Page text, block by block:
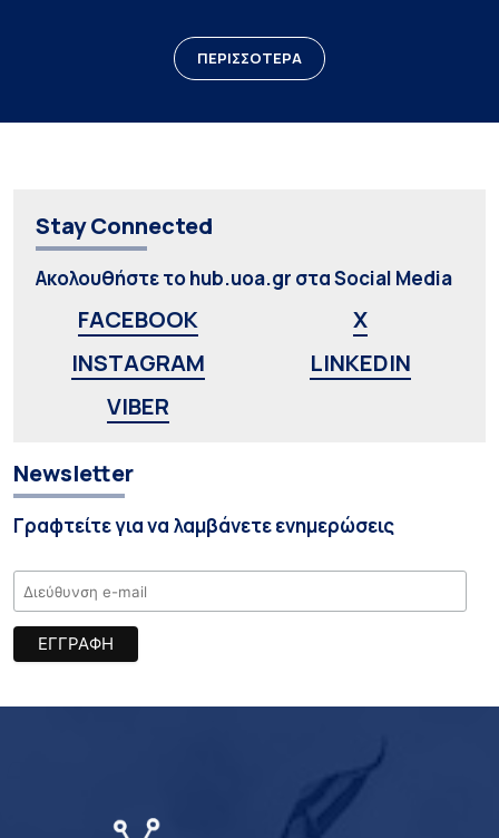
ΠΕΡΙΣΣΟΤΕΡΑ
Stay Connected
Ακολουθήστε το hub.uoa.gr στα Social Media
FACEBOOK
X
INSTAGRAM
LINKEDIN
VIBER
Newsletter
Γραφτείτε για να λαμβάνετε ενημερώσεις